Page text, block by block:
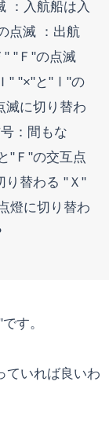
：入航船は入
点滅 ：出航
" "Ｆ"の点滅
" "×"と"Ⅰ"の
に切り替わ
：間もな
"Ｆ"の交互点
り替わる "Ｘ"
燈に切り替わ
す。
ていれば良いわ